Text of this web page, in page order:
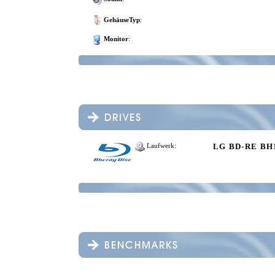
GehäuseTyp:
Monitor:
Laufwerk: LG BD-RE